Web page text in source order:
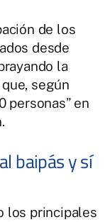
de los
desde
la
según
personas” en
baipás y sí
los principales